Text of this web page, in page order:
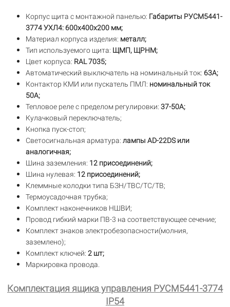
Корпус щита с монтажной панелью: Габариты РУСМ5441-
3774 УХЛ4: 600х400х200 мм;
Материал корпуса изделия: металл;
Тип используемого щита: ЩМП, ЩРНМ;
Цвет корпуса: RAL 7035;
Автоматический выключатель на номинальный ток: 63А;
Контактор КМИ или пускатель ПМЛ: номинальный ток
50А;
Тепловое реле с пределом регулировки: 37-50А;
Кулачковый переключатель;
Кнопка пуск-стоп;
Светосигнальная арматура: лампы AD-22DS или
аналогичная;
Шина заземления: 12 присоединений;
Шина нулевая: 12 присоединений;
Клеммные колодки типа БЗН/ТВС/TC/TB;
Термоусадочная трубка;
Комплект наконечников НШВИ;
Провод гибкий марки ПВ-3 на соответствующее сечение;
Комплект знаков электробезопасности(молния,
заземлено);
Комплект ключей: 2 шт;
Маркировка провода.
Комплектация ящика управления РУСМ5441-3774
IP54